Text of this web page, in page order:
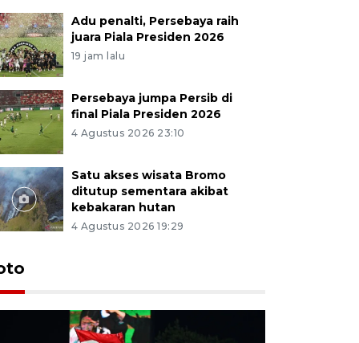
Adu penalti, Persebaya raih
juara Piala Presiden 2026
19 jam lalu
Persebaya jumpa Persib di
final Piala Presiden 2026
4 Agustus 2026 23:10
Satu akses wisata Bromo
ditutup sementara akibat
kebakaran hutan
4 Agustus 2026 19:29